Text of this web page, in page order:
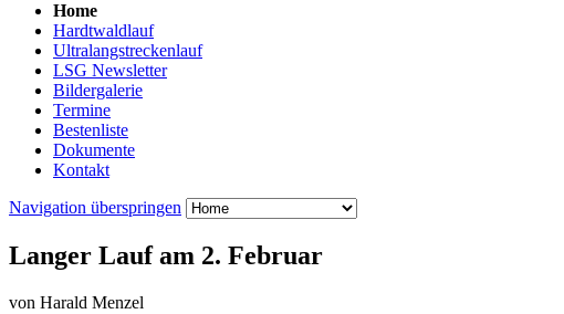
Home
Hardtwaldlauf
Ultralangstreckenlauf
LSG Newsletter
Bildergalerie
Termine
Bestenliste
Dokumente
Kontakt
Navigation überspringen
Langer Lauf am 2. Februar
von Harald Menzel